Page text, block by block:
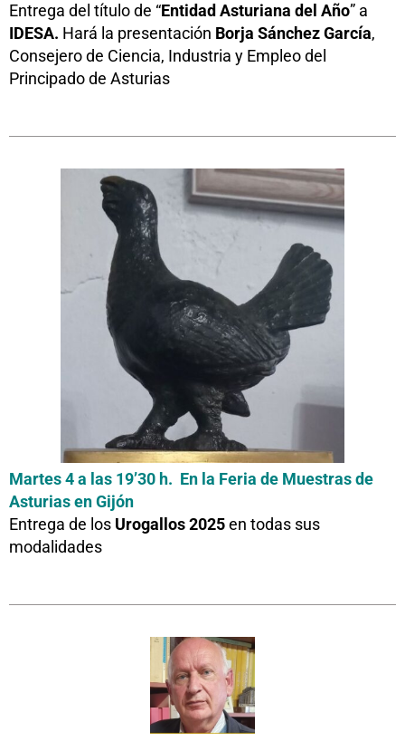
Entrega del título de “Entidad Asturiana del Año” a
IDESA. Hará la presentación Borja Sánchez García,
Consejero de Ciencia, Industria y Empleo del
Principado de Asturias
Martes 4 a las 19’30 h. En la Feria de Muestras de
Asturias en Gijón
Entrega de los Urogallos 2025en todas sus
modalidades